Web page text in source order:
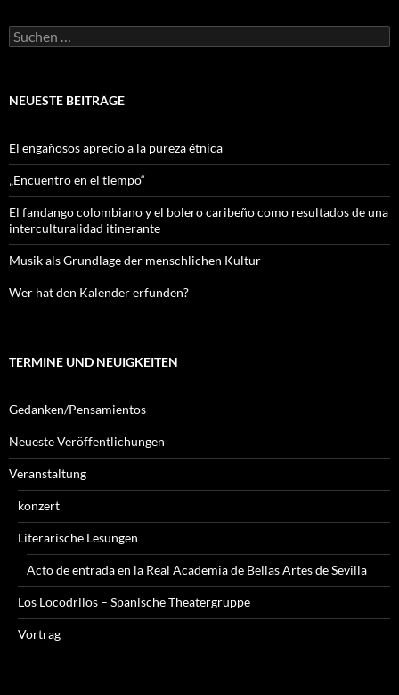
Suchen
nach:
NEUESTE BEITRÄGE
El engañosos aprecio a la pureza étnica
„Encuentro en el tiempo“
El fandango colombiano y el bolero caribeño como resultados de una
interculturalidad itinerante
Musik als Grundlage der menschlichen Kultur
Wer hat den Kalender erfunden?
TERMINE UND NEUIGKEITEN
Gedanken/Pensamientos
Neueste Veröffentlichungen
Veranstaltung
konzert
Literarische Lesungen
Acto de entrada en la Real Academia de Bellas Artes de Sevilla
Los Locodrilos – Spanische Theatergruppe
Vortrag